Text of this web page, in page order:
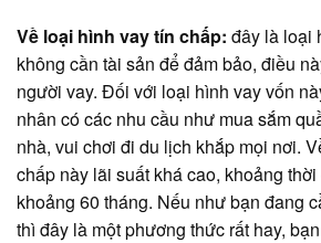
Về loại hình vay tín chấp: đây là loại
không cần tài sản để đảm bảo, điều
người vay. Đối với loại hình vay vốn
nhân có các nhu cầu như mua sắm
nhà, vui chơi đi du lịch khắp mọi nơi.
chấp này lãi suất khá cao, khoảng
khoảng 60 tháng. Nếu như bạn đang
thì đây là một phương thức rất hay,